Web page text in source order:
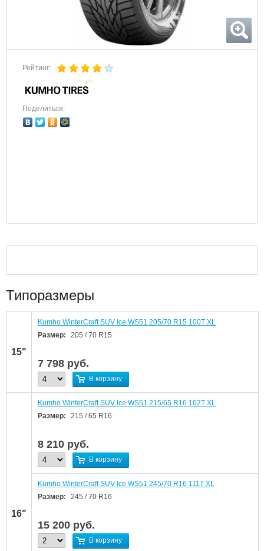
Рейтинг:
Поделиться:
Типоразмеры
15"
Kumho WinterCraft SUV Ice WS51 205/70 R15 100T XL
Размер:
205 / 70 R15
7 798 руб.
В корзину
16"
Kumho WinterCraft SUV Ice WS51 215/65 R16 102T XL
Размер:
215 / 65 R16
8 210 руб.
В корзину
Kumho WinterCraft SUV Ice WS51 245/70 R16 111T XL
Размер:
245 / 70 R16
15 200 руб.
В корзину